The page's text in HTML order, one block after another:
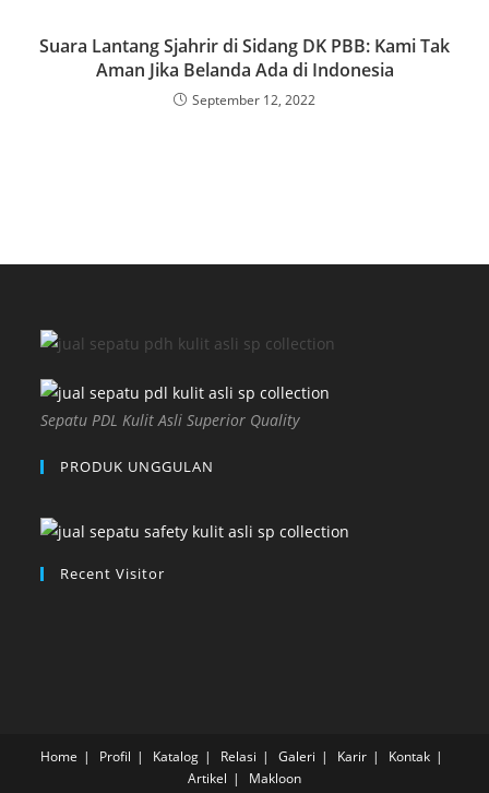
Suara Lantang Sjahrir di Sidang DK PBB: Kami Tak
Aman Jika Belanda Ada di Indonesia
September 12, 2022
Sepatu PDL Kulit Asli Superior Quality
PRODUK UNGGULAN
Recent Visitor
Home Profil Katalog Relasi Galeri Karir
Kontak
Artikel
Makloon